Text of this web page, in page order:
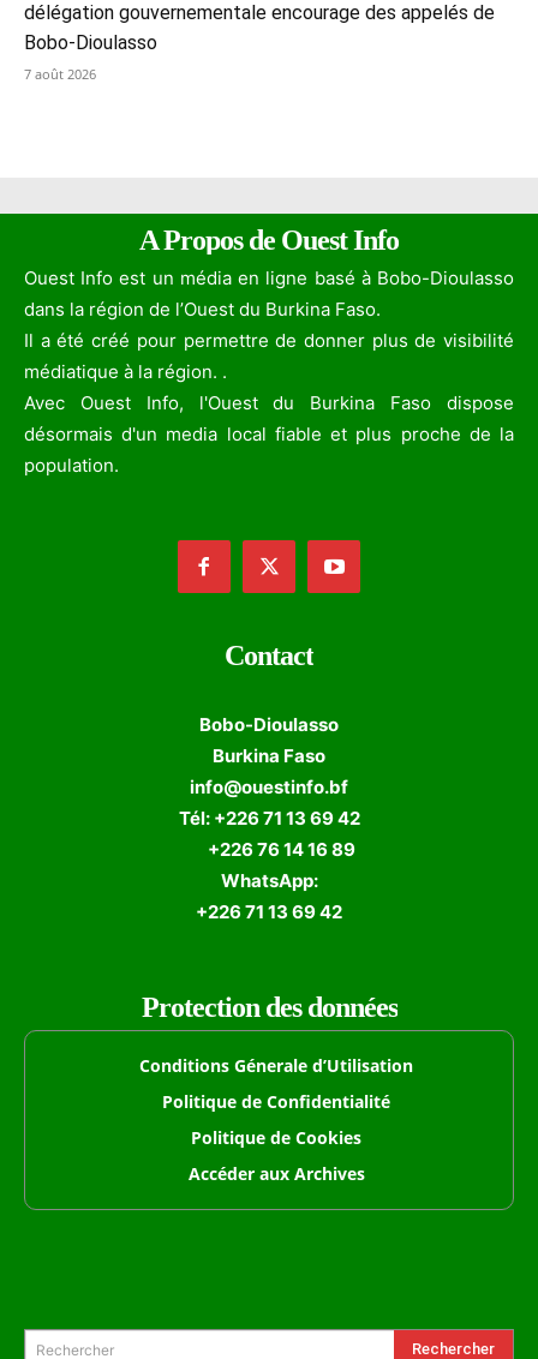
délégation gouvernementale encourage des appelés de
Bobo-Dioulasso
7 août 2026
A Propos de Ouest Info
Ouest Info est un média en ligne basé à Bobo-Dioulasso
dans la région de l’Ouest du Burkina Faso.
Il a été créé pour permettre de donner plus de visibilité
médiatique à la région. .
Avec Ouest Info, l'Ouest du Burkina Faso dispose
désormais d'un media local fiable et plus proche de la
population.
Contact
Bobo-Dioulasso
Burkina Faso
info@ouestinfo.bf
Tél: +226 71 13 69 42
+226 76 14 16 89
WhatsApp:
+226 71 13 69 42
Protection des données
Conditions Génerale d’Utilisation
Politique de Confidentialité
Politique de Cookies
Accéder aux Archives
Rechercher Rechercher